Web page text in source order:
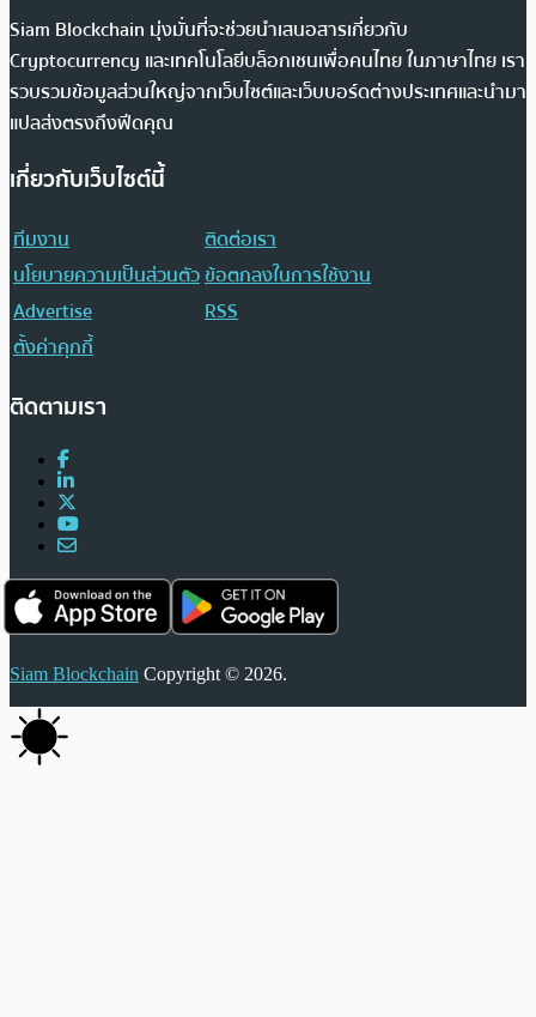
Siam Blockchain มุ่งมั่นที่จะช่วยนำเสนอสารเกี่ยวกับ
Cryptocurrency และเทคโนโลยีบล็อกเชนเพื่อคนไทย ในภาษาไทย เรา
รวบรวมข้อมูลส่วนใหญ่จากเว็บไซต์และเว็บบอร์ดต่างประเทศและนำมา
แปลส่งตรงถึงฟีดคุณ
เกี่ยวกับเว็บไซต์นี้
ทีมงาน
ติดต่อเรา
นโยบายความเป็นส่วนตัวข้อตกลงในการใช้งาน
Advertise
RSS
ตั้งค่าคุกกี้
ติดตามเรา
Siam Blockchain Copyright © 2026.